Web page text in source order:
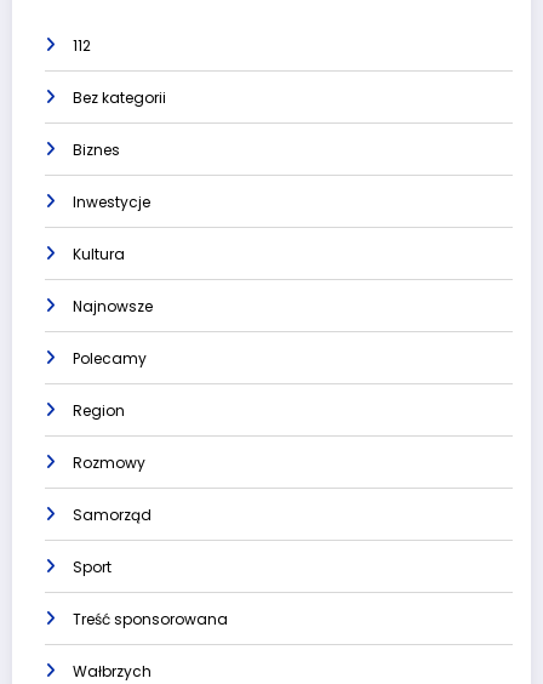
112
Bez kategorii
Biznes
Inwestycje
Kultura
Najnowsze
Polecamy
Region
Rozmowy
Samorząd
Sport
Treść sponsorowana
Wałbrzych